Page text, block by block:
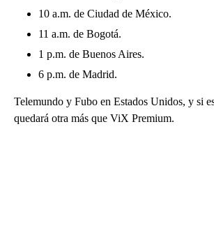
10 a.m. de Ciudad de México.
11 a.m. de Bogotá.
1 p.m. de Buenos Aires.
6 p.m. de Madrid.
Telemundo y Fubo en Estados Unidos, y si
quedará otra más que ViX Premium.